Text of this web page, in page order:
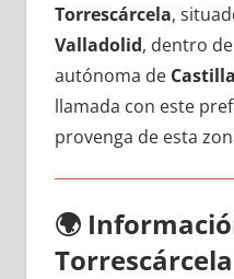
Torrescárcela,
Valladolid, dentro
autónoma dе
llamada сοn еstе
provenga dе esta
🌍
Torrescárcela